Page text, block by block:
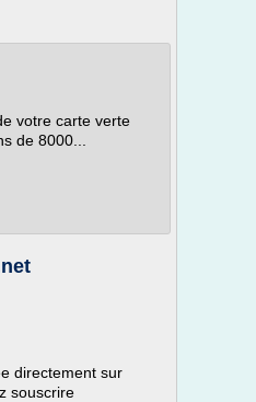
votre carte verte
de 8000...
directement sur
souscrire